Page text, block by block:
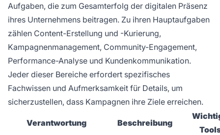
Aufgaben, die zum Gesamterfolg der digitalen Präsenz
ihres Unternehmens beitragen. Zu ihren Hauptaufgaben
zählen Content-Erstellung und -Kurierung,
Kampagnenmanagement, Community-Engagement,
Performance-Analyse und Kundenkommunikation.
Jeder dieser Bereiche erfordert spezifisches
Fachwissen und Aufmerksamkeit für Details, um
sicherzustellen, dass Kampagnen ihre Ziele erreichen.
Verantwortung Beschreibung